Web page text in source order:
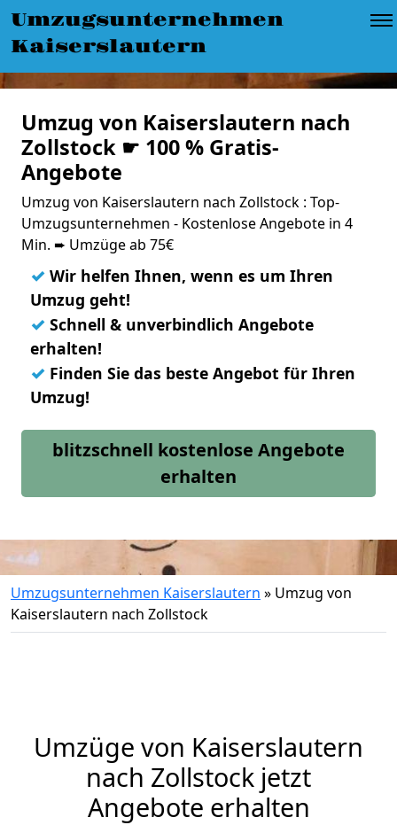
Umzugsunternehmen
Kaiserslautern
Umzug von Kaiserslautern nach
Zollstock ☛ 100 % Gratis-
Angebote
Umzug von Kaiserslautern nach Zollstock : Top-
Umzugsunternehmen - Kostenlose Angebote in 4
Min. ➨ Umzüge ab 75€
✓ Wir helfen Ihnen, wenn es um Ihren
Umzug geht!
✓ Schnell & unverbindlich Angebote
erhalten!
✓ Finden Sie das beste Angebot für Ihren
Umzug!
blitzschnell kostenlose Angebote
erhalten
Umzugsunternehmen Kaiserslautern » Umzug von
Kaiserslautern nach Zollstock
Umzüge von Kaiserslautern
nach Zollstock jetzt
Angebote erhalten